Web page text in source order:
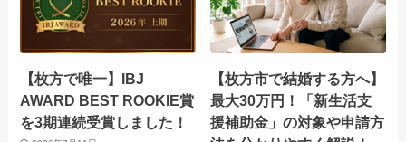
【枚方で唯一】IBJ
AWARD BEST ROOKIE賞
を3期連続受賞しました！
【枚方市で結婚する方へ】
最大30万円！「新生活支
援補助金」の対象や申請方